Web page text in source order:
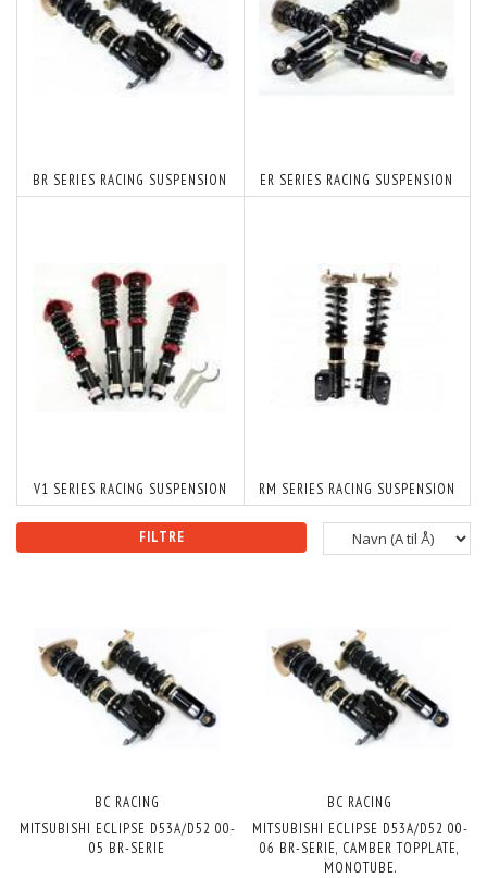
BR SERIES RACING SUSPENSION ER SERIES RACING SUSPENSION
V1 SERIES RACING SUSPENSION RM SERIES RACING SUSPENSION
FILTRE
BC RACING
MITSUBISHI ECLIPSE D53A/D52 00-
05 BR-SERIE
BC RACING
MITSUBISHI ECLIPSE D53A/D52 00-
06 BR-SERIE, CAMBER TOPPLATE,
MONOTUBE.